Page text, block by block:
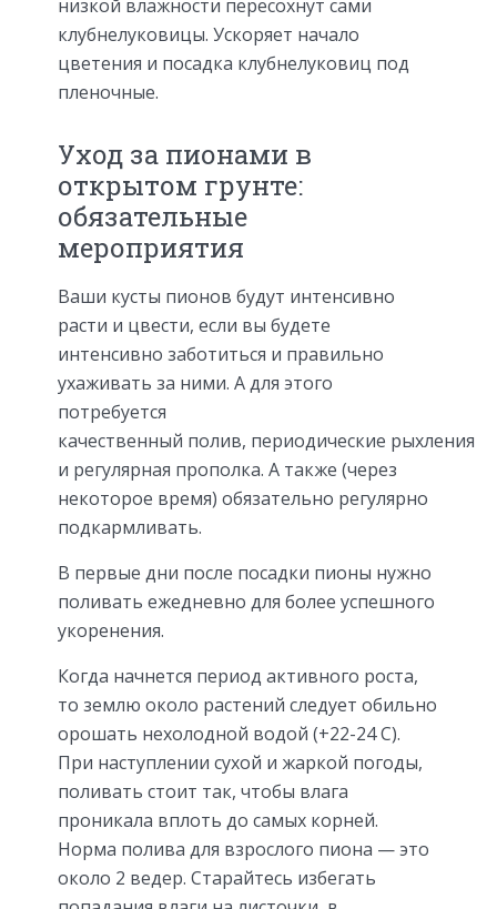
низкой влажности пересохнут сами
клубнелуковицы. Ускоряет начало
цветения и посадка клубнелуковиц под
пленочные.
Уход за пионами в
открытом грунте:
обязательные
мероприятия
Ваши кусты пионов будут интенсивно
расти и цвести, если вы будете
интенсивно заботиться и правильно
ухаживать за ними. А для этого
потребуется
качественный полив, периодические рыхления
и регулярная прополка. А также (через
некоторое время) обязательно регулярно
подкармливать.
В первые дни после посадки пионы нужно
поливать ежедневно для более успешного
укоренения.
Когда начнется период активного роста,
то землю около растений следует обильно
орошать нехолодной водой (+22-24 С).
При наступлении сухой и жаркой погоды,
поливать стоит так, чтобы влага
проникала вплоть до самых корней.
Норма полива для взрослого пиона — это
около 2 ведер. Старайтесь избегать